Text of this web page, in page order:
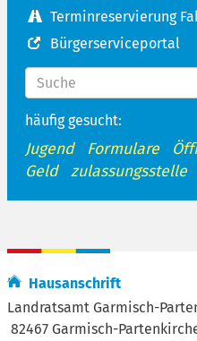
Terminreservierung
Bürgerserviceportal
häufig gesucht:
Jugend Formulare
Geld
zulassungsstelle
Hausanschrift
Landratsamt Garmisch-
82467 Garmisch-